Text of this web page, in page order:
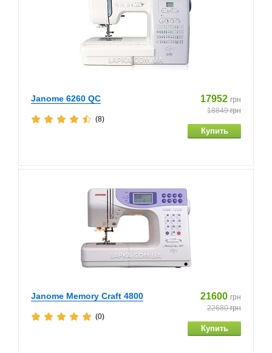
Janome 6260 QC 17952 грн
18849грн
(8)
Janome Memory Craft 4800 21600 грн
22680грн
(0)